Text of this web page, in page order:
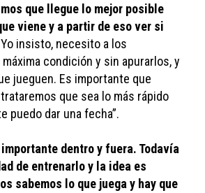
que llegue lo mejor posible
viene y a partir de eso ver si
Yo insisto, necesito a los
condición y sin apurarlos, y
jueguen. Es importante que
que sea lo más rápido
puedo dar una fecha”.
dentro y fuera. Todavía
de entrenarlo y la idea es
sabemos lo que juega y hay que